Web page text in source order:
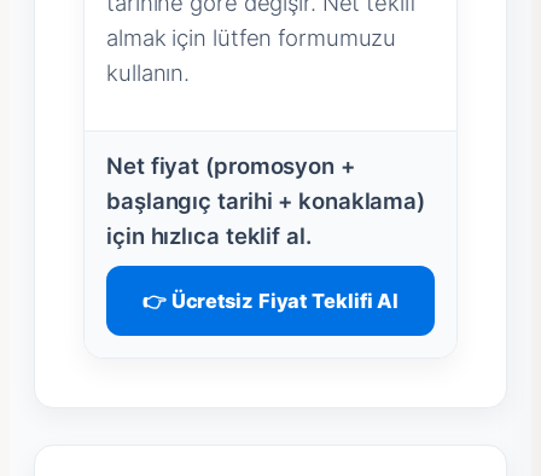
almak için lütfen formumuzu
kullanın.
Net fiyat (promosyon +
başlangıç tarihi + konaklama)
için hızlıca teklif al.
👉 Ücretsiz Fiyat Teklifi Al